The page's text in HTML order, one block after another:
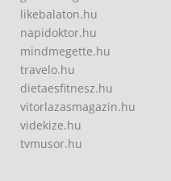
likebalaton.hu
napidoktor.hu
mindmegette.hu
travelo.hu
dietaesfitnesz.hu
vitorlazasmagazin.hu
videkize.hu
tvmusor.hu